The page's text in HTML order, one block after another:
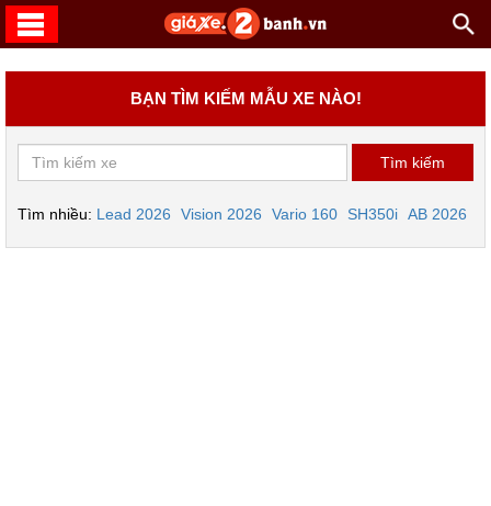
BẠN TÌM KIẾM MẪU XE NÀO!
Tìm nhiều: Lead 2026 Vision 2026 Vario 160 SH350i AB 2026